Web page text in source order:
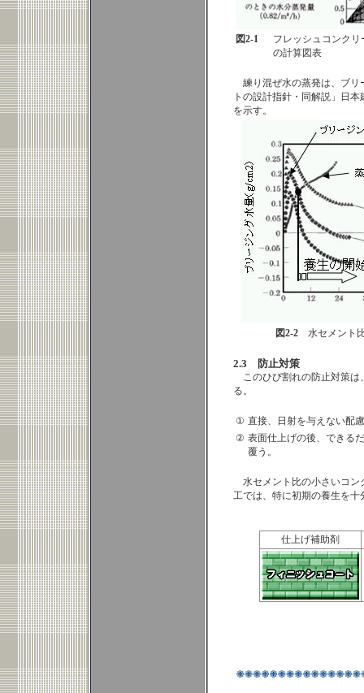
図2-1
フレッシュコンク
の計算図表
練り混ぜ水の蒸発は、ブ
トの設計指針・同解説」日
を示す。
図2-2 水セメント
2.3 防止対策
このひび割れの防止対策
る。
① 直接、日射を与えない配
② 表面仕上げの後、できる
覆う。
水セメント比の小さいコ
工では、特に初期の養生を十
仕上げ補助剤